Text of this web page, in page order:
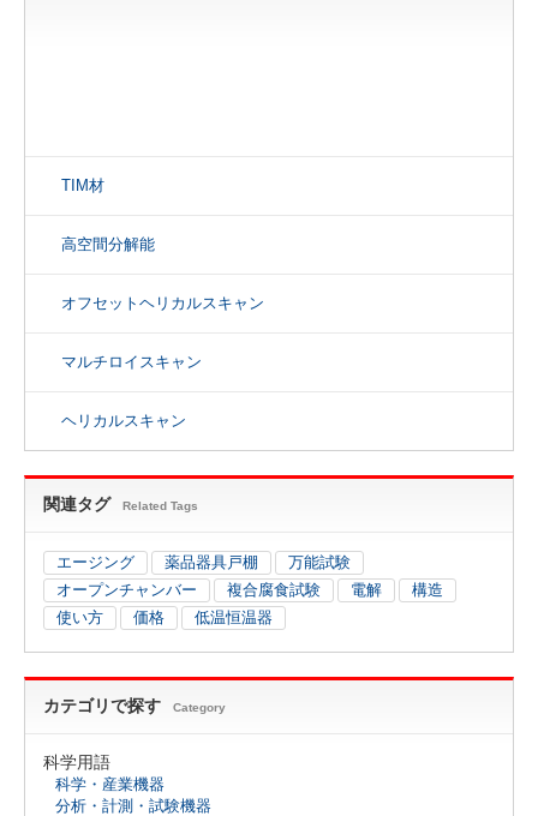
TIM材
高空間分解能
オフセットヘリカルスキャン
マルチロイスキャン
ヘリカルスキャン
関連タグ Related Tags
エージング 薬品器具戸棚
万能試験
オープンチャンバー
複合腐食試験 電解
構造
使い方
価格 低温恒温器
カテゴリで探す Category
科学用語
科学・産業機器
分析・計測・試験機器